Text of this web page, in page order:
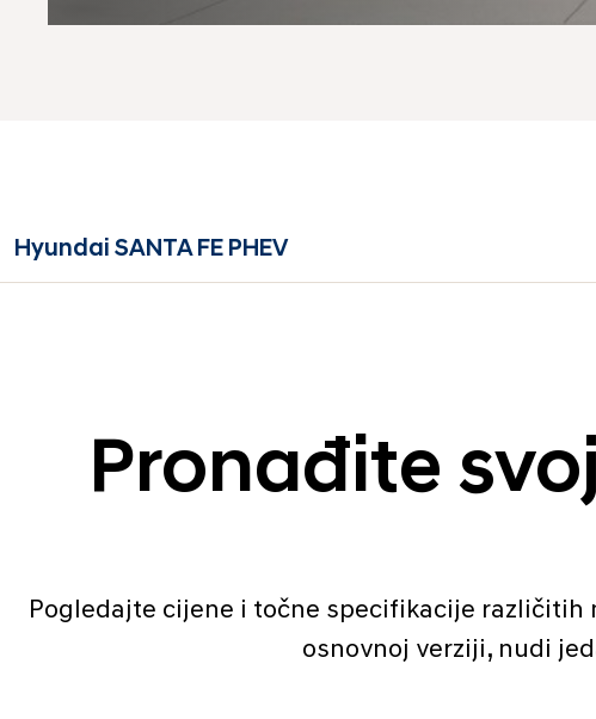
Hyundai SANTA FE PHEV
Pronađite
Pogledajte cijene i točne specifikacije različitih
osnovnoj verziji, nudi